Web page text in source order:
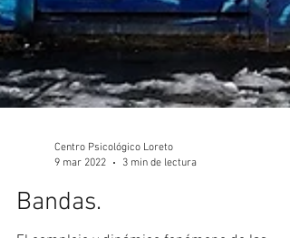
9 mar 2022
3 min de lectura